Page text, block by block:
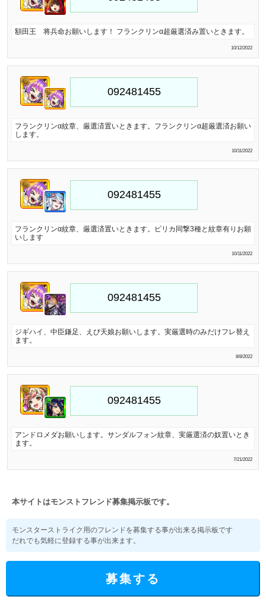
額田王 将兵命お願いします！ フランクリンα超厳選済み置いときます。
10/12/2022
フランクリンα紋章、厳選済置いときます。フランクリンα超厳選済お願い
します。
10/11/2022
フランクリンα紋章、厳選済置いときます。ピリカ同撃3種と紋章有りお願
いします
10/11/2022
ジギハイ、中臣鎌足、えび天娘お願いします。実厳選時のみだけフレ替え
ます。
8/8/2022
アンドロメダお願いします。サンダルフォン紋章、実厳選済の奴置いとき
ます。
7/21/2022
本サイトはモンストフレンド募集掲示板です。
モンスターストライク用のフレンドを募集する事が出来る掲示板です
だれでも気軽に登録する事が出来ます。
募集する